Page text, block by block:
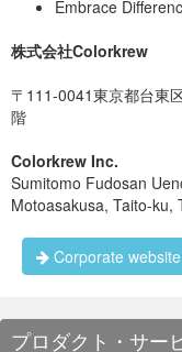
Embrace
株式会社Colorkrew
〒111-0041東京都台東
階
Colorkrew Inc.
Sumitomo Fudosan
Motoasakusa, Taito-ku,
Corporate website
プロダクト・サー